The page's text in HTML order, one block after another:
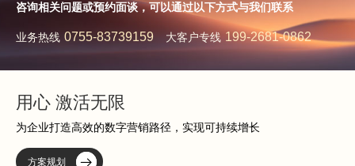
咨询相关问题或预约面谈，可以通过以下方式与我们联系
业务热线 0755-83739159 大客户专线 199-2681-0862
用心 激活无限
为企业打造高效的数字营销路径，实现可持续增长
方案规划